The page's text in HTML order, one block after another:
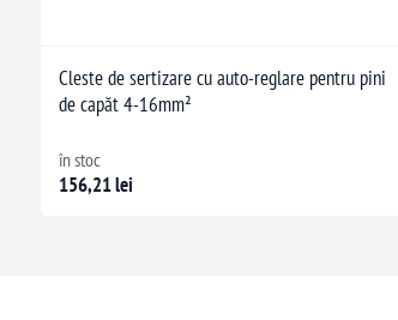
Cleste de sertizare cu auto-reglare pentru pini
de capăt 4-16mm²
în stoc
156,21 lei